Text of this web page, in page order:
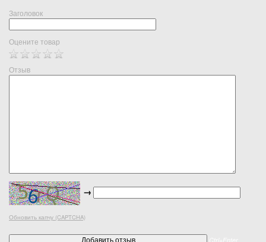
Заголовок
Оцените товар
Отзыв
→
Обновить капчу (CAPTCHA)